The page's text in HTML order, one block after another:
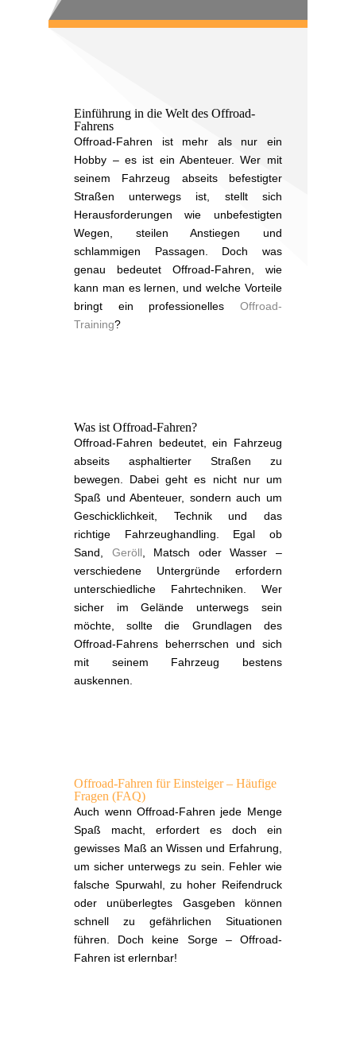
Einführung in die Welt des Offroad-
Fahrens
Offroad-Fahren ist mehr als nur ein
Hobby – es ist ein Abenteuer. Wer mit
seinem Fahrzeug abseits befestigter
Straßen unterwegs ist, stellt sich
Herausforderungen wie unbefestigten
Wegen, steilen Anstiegen und
schlammigen Passagen. Doch was
genau bedeutet Offroad-Fahren, wie
kann man es lernen, und welche Vorteile
bringt ein professionelles Offroad-
Training?
Was ist Offroad-Fahren?
Offroad-Fahren bedeutet, ein Fahrzeug
abseits asphaltierter Straßen zu
bewegen. Dabei geht es nicht nur um
Spaß und Abenteuer, sondern auch um
Geschicklichkeit, Technik und das
richtige Fahrzeughandling. Egal ob
Sand, Geröll , Matsch oder Wasser –
verschiedene Untergründe erfordern
unterschiedliche Fahrtechniken. Wer
sicher im Gelände unterwegs sein
möchte, sollte die Grundlagen des
Offroad-Fahrens beherrschen und sich
mit seinem Fahrzeug bestens
auskennen.
Offroad-Fahren für Einsteiger – Häufige
Fragen (FAQ)
Auch wenn Offroad-Fahren jede Menge
Spaß macht, erfordert es doch ein
gewisses Maß an Wissen und Erfahrung,
um sicher unterwegs zu sein. Fehler wie
falsche Spurwahl, zu hoher Reifendruck
oder unüberlegtes Gasgeben können
schnell zu gefährlichen Situationen
führen. Doch keine Sorge – Offroad-
Fahren ist erlernbar!